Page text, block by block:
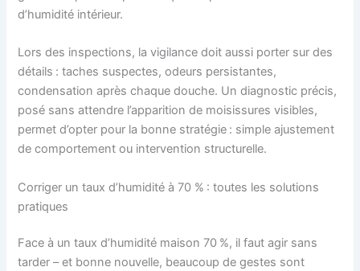
d’humidité intérieur.
Lors des inspections, la vigilance doit aussi porter sur des
détails : taches suspectes, odeurs persistantes,
condensation après chaque douche. Un diagnostic précis,
posé sans attendre l’apparition de moisissures visibles,
permet d’opter pour la bonne stratégie : simple ajustement
de comportement ou intervention structurelle.
Corriger un taux d’humidité à 70 % : toutes les solutions
pratiques
Face à un taux d’humidité maison 70 %, il faut agir sans
tarder – et bonne nouvelle, beaucoup de gestes sont